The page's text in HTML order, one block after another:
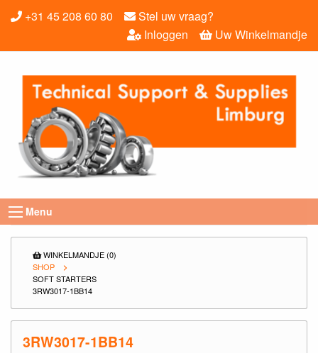
+31 45 208 60 80
Stel uw vraag?
Uw Winkelmandje
Inloggen
Menu
WINKELMANDJE (0)
SHOP
SOFT STARTERS
3RW3017-1BB14
3RW3017-1BB14